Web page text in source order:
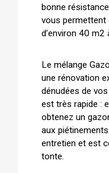
bonne
vous permettent
d’environ 40 m2
Le mélange
une rénovation
dénudées de
est très rapide :
obtenez un
aux
entretien et est
tonte.